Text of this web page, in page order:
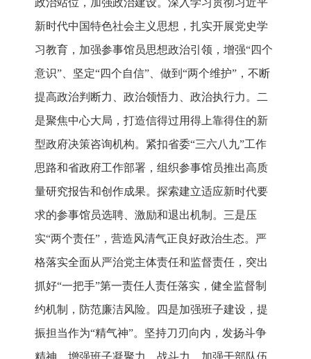
新时代中国特色社会主义思想，扎实开展党史学
习教育，加强参事馆员思想政治引领，增强“四个
意识”、坚定“四个自信”、做到“两个维护”，不断
提高政治判断力、政治领悟力、政治执行力。二
是聚焦中心大局，打造信得过用得上靠得住的新
型政府决策咨询机构。紧扣省委“三六八九”工作
思路和省政府工作部署，组织参事馆员推出高质
量研究报告和创作成果。探索建立适应新时代要
求的参事馆员选聘、激励和退出机制。三是压
实“两个责任”，营造风清气正良好政治生态。严
格落实全面从严治党主体责任和监督责任，突出
抓好“一把手”第一责任人责任落实，健全监督制
约机制，防范廉洁风险。四是加强班子建设，提
振担当作为“精气神”。坚持刀刃向内，发扬斗争
精神，增强班子凝聚力、战斗力，加强干部队伍